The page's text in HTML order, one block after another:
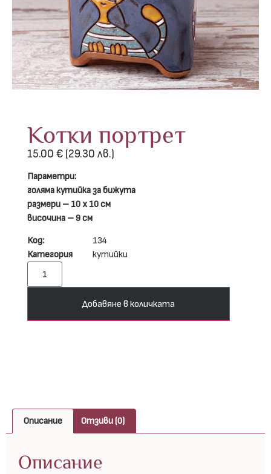
Котки портрет
15.00 € (29.30 лв.)
Параметри:
голяма кутийка за бижута
размери – 10 х 10 см
височина – 9 см
Код:
134
Категория
кутийки
Добавяне в количката
Описание Отзиви (0)
Описание